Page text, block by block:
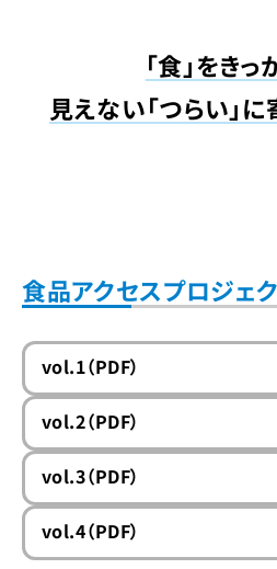
「食」をきっ
見えない「つらい」に
食品アクセスプロジェ
vol.1（PDF）
vol.2（PDF）
vol.3（PDF）
vol.4（PDF）